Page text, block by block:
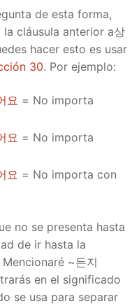
de esta forma,
cláusula anterior a상
hacer esto es usar
30. Por ejemplo:
요 = No importa
요 = No importa
요 = No importa con
no se presenta hasta
de ir hasta la
~든지
en el significado
se usa para separar